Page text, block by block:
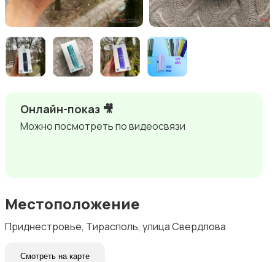
Онлайн-показ 🎥
Можно посмотреть по видеосвязи
Местоположение
Приднестровье, Тирасполь, улица Свердлова
Смотреть на карте